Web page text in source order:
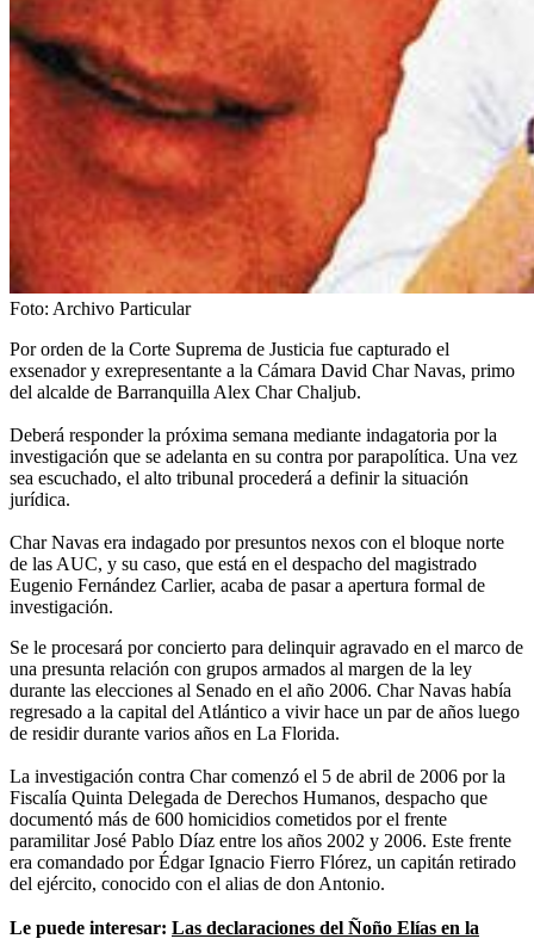
Foto: Archivo Particular
Por orden de la Corte Suprema de Justicia fue capturado el
exsenador y exrepresentante a la Cámara David Char Navas, primo
del alcalde de Barranquilla Alex Char Chaljub.
Deberá responder la próxima semana mediante indagatoria por la
investigación que se adelanta en su contra por parapolítica. Una vez
sea escuchado, el alto tribunal procederá a definir la situación
jurídica.
Char Navas era indagado por presuntos nexos con el bloque norte
de las AUC, y su caso, que está en el despacho del magistrado
Eugenio Fernández Carlier, acaba de pasar a apertura formal de
investigación.
Se le procesará por concierto para delinquir agravado en el marco de
una presunta relación con grupos armados al margen de la ley
durante las elecciones al Senado en el año 2006. Char Navas había
regresado a la capital del Atlántico a vivir hace un par de años luego
de residir durante varios años en La Florida.
La investigación contra Char comenzó el 5 de abril de 2006 por la
Fiscalía Quinta Delegada de Derechos Humanos, despacho que
documentó más de 600 homicidios cometidos por el frente
paramilitar José Pablo Díaz entre los años 2002 y 2006. Este frente
era comandado por Édgar Ignacio Fierro Flórez, un capitán retirado
del ejército, conocido con el alias de don Antonio.
Le puede interesar: Las declaraciones del Ñoño Elías en la